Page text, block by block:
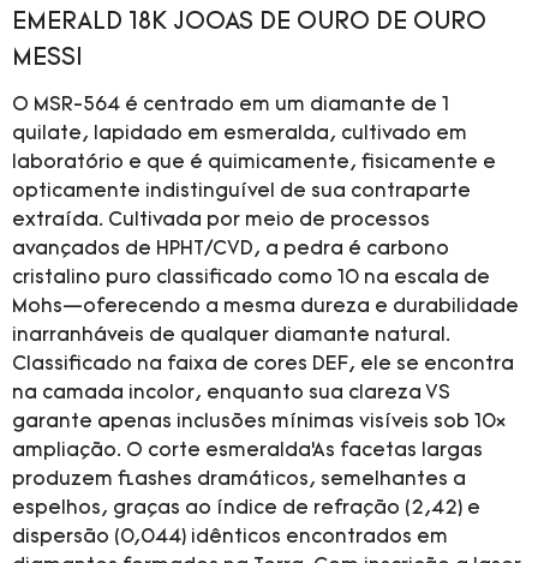
EMERALD 18K JOOAS DE OURO DE OURO
MESSI
O MSR-564 é centrado em um diamante de 1
quilate, lapidado em esmeralda, cultivado em
laboratório e que é quimicamente, fisicamente e
opticamente indistinguível de sua contraparte
extraída. Cultivada por meio de processos
avançados de HPHT/CVD, a pedra é carbono
cristalino puro classificado como 10 na escala de
Mohs—oferecendo a mesma dureza e durabilidade
inarranháveis de qualquer diamante natural.
Classificado na faixa de cores DEF, ele se encontra
na camada incolor, enquanto sua clareza VS
garante apenas inclusões mínimas visíveis sob 10×
ampliação. O corte esmeralda’As facetas largas
produzem flashes dramáticos, semelhantes a
espelhos, graças ao índice de refração (2,42) e
dispersão (0,044) idênticos encontrados em